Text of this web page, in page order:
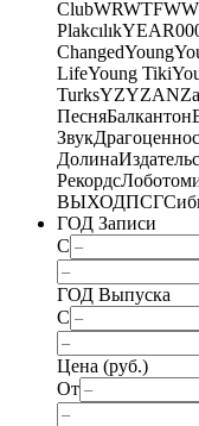
Club
Plakcılık
ChangedYoung
LifeYoung Tiki
TurksYZYZAN
ПесняБалкантон
Звук
Долина
Рекордс
ВЫХОДПСГ
ГОД Записи
С
ГОД Выпуска
С
Цена (руб.)
От